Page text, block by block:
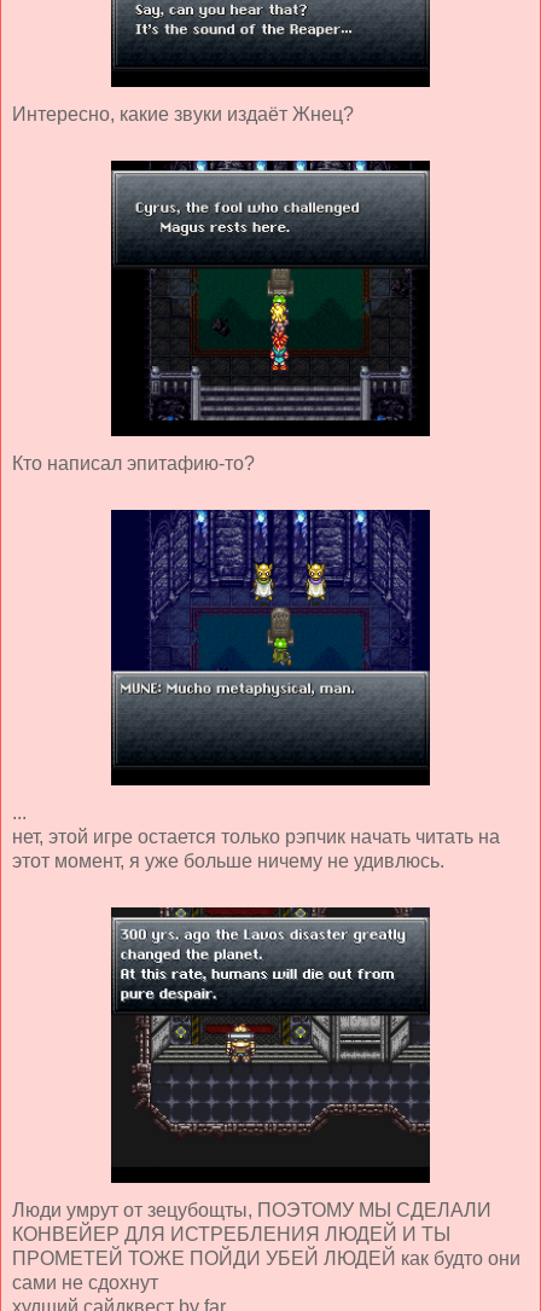
Интересно, какие звуки издаёт Жнец?
Кто написал эпитафию-то?
...
нет, этой игре остается только рэпчик начать читать на
этот момент, я уже больше ничему не удивлюсь.
Люди умрут от зецубощты, ПОЭТОМУ МЫ СДЕЛАЛИ
КОНВЕЙЕР ДЛЯ ИСТРЕБЛЕНИЯ ЛЮДЕЙ И ТЫ
ПРОМЕТЕЙ ТОЖЕ ПОЙДИ УБЕЙ ЛЮДЕЙ как будто они
сами не сдохнут
худший сайдквест by far